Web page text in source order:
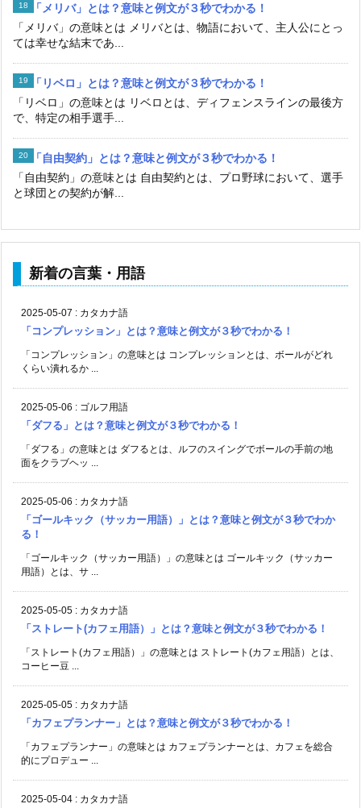
「メリバ」とは？意味と例文が３秒でわかる！
「メリバ」の意味とは メリバとは、物語において、主人公にとっ
ては幸せな結末であ...
「リベロ」とは？意味と例文が３秒でわかる！
「リベロ」の意味とは リベロとは、ディフェンスラインの最後方
で、特定の相手選手...
「自由契約」とは？意味と例文が３秒でわかる！
「自由契約」の意味とは 自由契約とは、プロ野球において、選手
と球団との契約が解...
新着の言葉・用語
2025-05-07 : カタカナ語
「コンプレッション」とは？意味と例文が３秒でわかる！
「コンプレッション」の意味とは コンプレッションとは、ボールがどれ
くらい潰れるか ...
2025-05-06 : ゴルフ用語
「ダフる」とは？意味と例文が３秒でわかる！
「ダフる」の意味とは ダフるとは、ルフのスイングでボールの手前の地
面をクラブヘッ ...
2025-05-06 : カタカナ語
「ゴールキック（サッカー用語）」とは？意味と例文が３秒でわか
る！
「ゴールキック（サッカー用語）」の意味とは ゴールキック（サッカー
用語）とは、サ ...
2025-05-05 : カタカナ語
「ストレート(カフェ用語）」とは？意味と例文が３秒でわかる！
「ストレート(カフェ用語）」の意味とは ストレート(カフェ用語）とは、
コーヒー豆 ...
2025-05-05 : カタカナ語
「カフェプランナー」とは？意味と例文が３秒でわかる！
「カフェプランナー」の意味とは カフェプランナーとは、カフェを総合
的にプロデュー ...
2025-05-04 : カタカナ語